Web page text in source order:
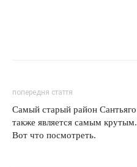
попередня стаття
Самый старый район Сантьяго
также является самым крутым.
Вот что посмотреть.